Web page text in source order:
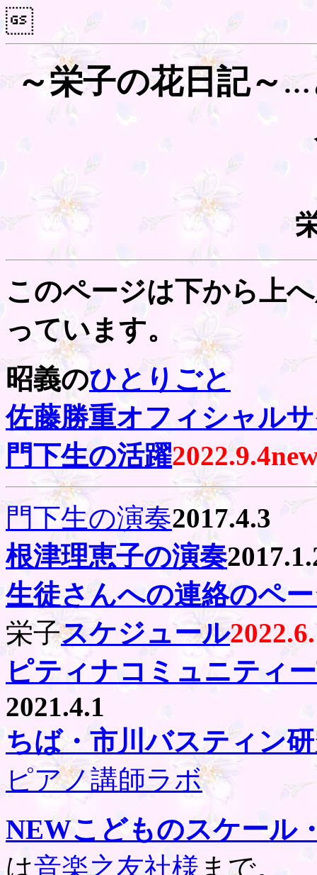
～栄子の花日記～ …
このページは下から上
っています。
昭義のひとりごと
佐藤勝重オフィシャル
門下生の活躍2022.
門下生の演奏2017.4.3
根津理恵子の演奏
生徒さんへの連絡のペ
栄子スケジュール
ピティナコミュニティ
2021.4.1
ちば・市川バスティン
ピアノ講師ラボ
NEWこどものスケール
は音楽之友社様 まで。